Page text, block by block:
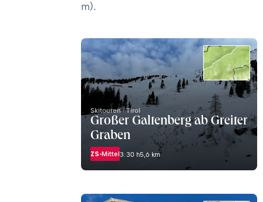
m).
Skitouren · Tirol
Großer Galtenberg ab Greiter
Graben
ZS-Mittel3:30 h5,6 km